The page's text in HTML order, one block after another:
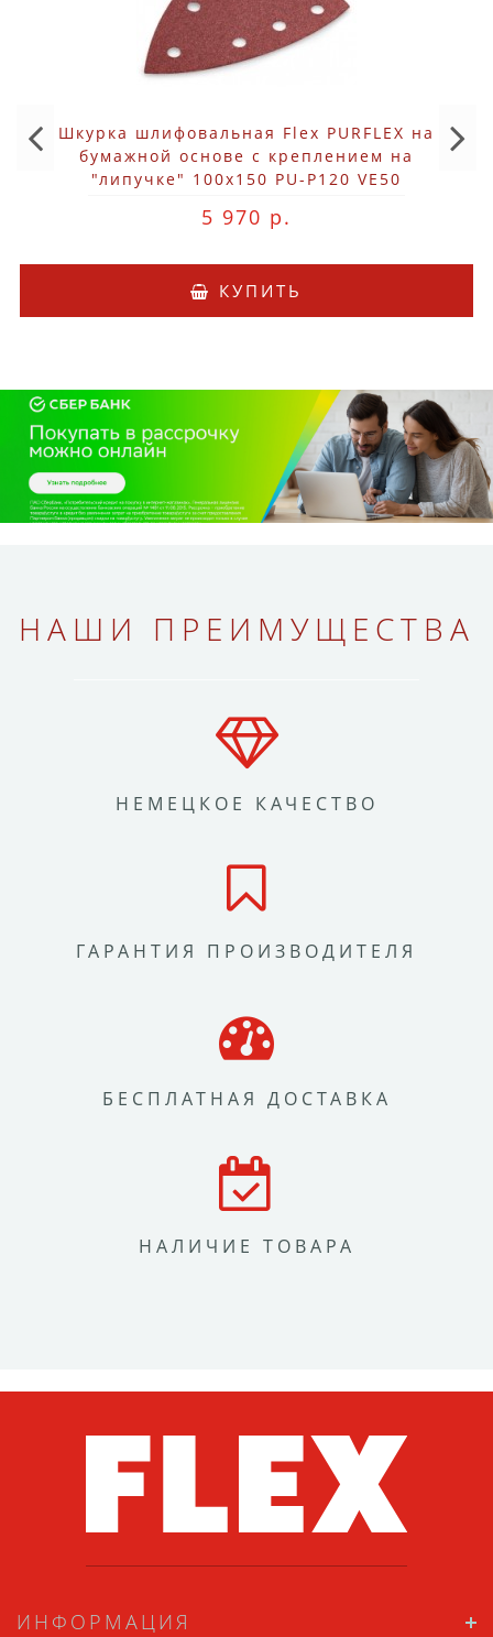
Шкурка шлифовальная Flex PURFLEX на
бумажной основе с креплением на
"липучке" 100x150 PU-P120 VE50
5 970 р.
КУПИТЬ
НАШИ ПРЕИМУЩЕСТВА
НЕМЕЦКОЕ КАЧЕСТВО
ГАРАНТИЯ ПРОИЗВОДИТЕЛЯ
БЕСПЛАТНАЯ ДОСТАВКА
НАЛИЧИЕ ТОВАРА
ИНФОРМАЦИЯ